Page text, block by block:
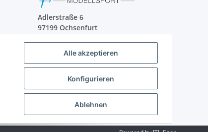
Adlerstraße 6
97199 Ochsenfurt
+49 152 22 47 67 54
(Telefonzeit von 16-18Uhr, bitte
Kommunikation per E-Mail)
info@mahmoudishop.de
Facebook
Alle akzeptieren
Konfigurieren
Ablehnen